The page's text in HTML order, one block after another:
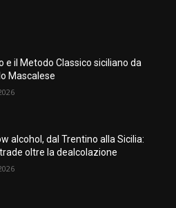
e il Metodo Classico siciliano da
Mascalese
alcohol, dal Trentino alla Sicilia:
oltre la dealcolazione